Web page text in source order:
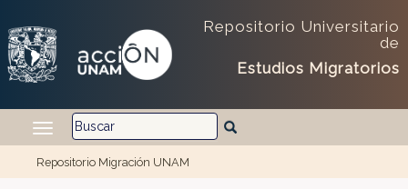
Repositorio Universitario
de
Estudios Migratorios
Repositorio Migración UNAM